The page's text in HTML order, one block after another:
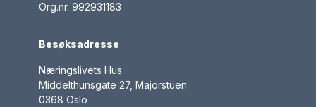
Org.nr. 992931183
Besøksadresse
Næringslivets Hus
Middelthunsgate 27, Majorstuen
0368 Oslo